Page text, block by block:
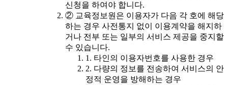
신청을 하여야 합니다.
② 교육정보원은 이용자가 다음 각 호에 해당
하는 경우 사전통지 없이 이용계약을 해지하
거나 전부 또는 일부의 서비스 제공을 중지할
수 있습니다.
1. 타인의 이용자번호를 사용한 경우
2. 다량의 정보를 전송하여 서비스의 안
정적 운영을 방해하는 경우